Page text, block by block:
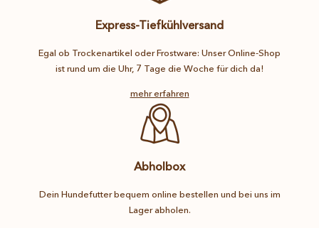
Express-Tiefkühlversand
Egal ob Trockenartikel oder Frostware: Unser Online-Shop
ist rund um die Uhr, 7 Tage die Woche für dich da!
mehr erfahren
Abholbox
Dein Hundefutter bequem online bestellen und bei uns im
Lager abholen.